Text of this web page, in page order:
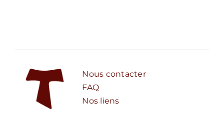
Nous contacter
FAQ
Nos liens